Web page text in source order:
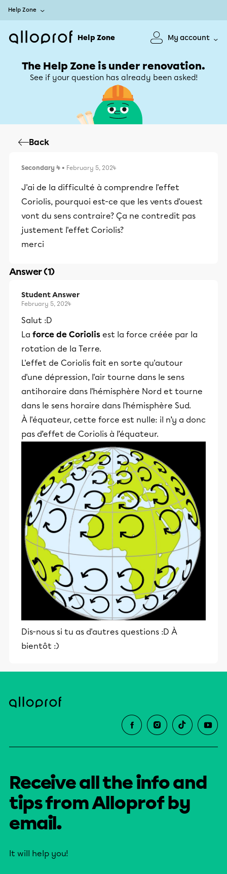
Help Zone
Help Zone My account
The Help Zone is under renovation.
See if your question has already been asked!
Back
Secondary 4 • February 5, 2024
J'ai de la difficulté à comprendre l'effet
Coriolis, pourquoi est-ce que les vents d'ouest
vont du sens contraire? Ça ne contredit pas
justement l'effet Coriolis?
merci
Answer (1)
Student Answer
February 5, 2024
Salut :D
La force de Coriolis est la force créée par la
rotation de la Terre.
L'effet de Coriolis fait en sorte qu'autour
d'une dépression, l'air tourne dans le sens
antihoraire dans l'hémisphère Nord et tourne
dans le sens horaire dans l'hémisphère Sud.
À l'équateur, cette force est nulle: il n’y a donc
pas d’effet de Coriolis à l’équateur.
Dis-nous si tu as d'autres questions :D À
bientôt :)
Receive all the info and
tips from Alloprof by
email.
It will help you!